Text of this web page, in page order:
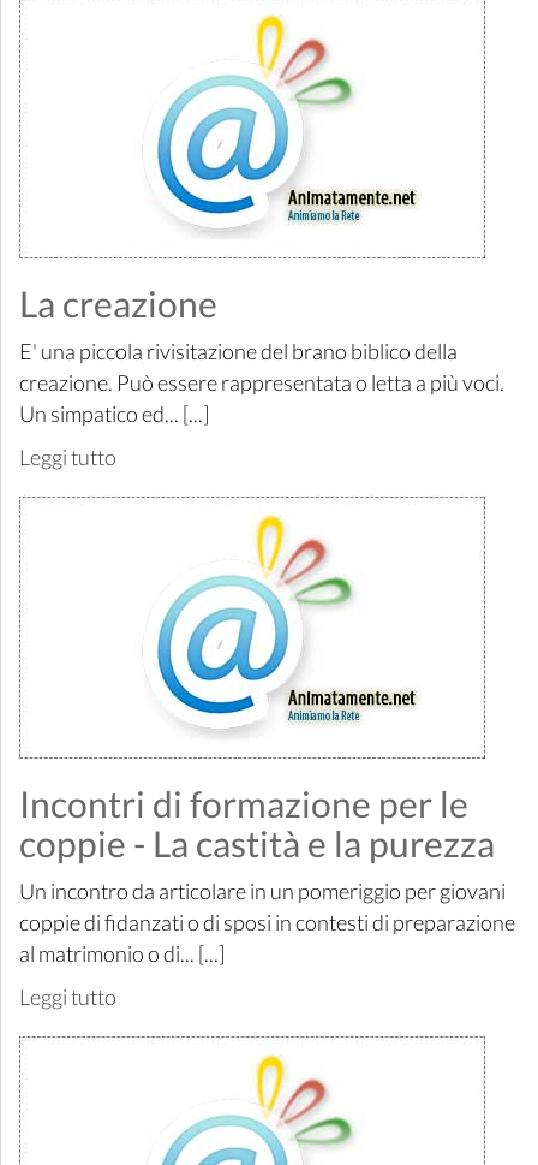
La creazione
E' una piccola rivisitazione del brano biblico della
creazione. Può essere rappresentata o letta a più voci.
Un simpatico ed... [...]
Leggi tutto
Incontri di formazione per le
coppie - La castità e la purezza
Un incontro da articolare in un pomeriggio per giovani
coppie di fidanzati o di sposi in contesti di preparazione
al matrimonio o di... [...]
Leggi tutto